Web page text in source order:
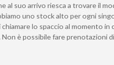
al suo arrivo riesca a trovare il
uno stock alto per ogni
lo spaccio al momento in
è possibile fare prenotazioni di